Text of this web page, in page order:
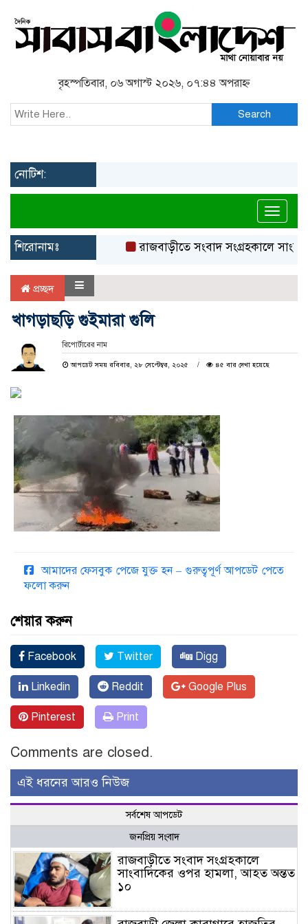
বৃহস্পতিবার, ০৬ অগাস্ট ২০২৬, ০৭:৪৪ অপরাহ্ন
Search
নোটিশ:
শিরোনামঃ রাজবাড়ীতে সংবাদ সংগ্রহকালে
প্রচ্ছদ
খাগড়াছড়ি গুইমারা গুলি
রিপোর্টারের নাম
আপডেট সময় রবিবার, ২৮ সেপ্টেম্বর, ২০২৫ ৪৫ বার দেখা হয়েছে
আমাদের ফেসবুক পেজে যুক্ত হন – গুরুত্বপূর্ণ আপডেট পেতে
ফলো করুন
শেয়ার করুন
Facebook Twitter Digg
Linkedin Reddit Google Plus
Pinterest Print
Comments are closed.
এই ধরনের আরও নিউজ
সর্বশেষ আপডেট
জনপ্রিয় সংবাদ
রাজবাড়ীতে সংবাদ সংগ্রহকালে
সাংবাদিকের ওপর হামলা, আহত অন্তত
১০